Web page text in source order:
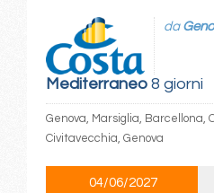
Mediterraneo8 giorni
da
Genova, Marsiglia, Barcellona,
Civitavecchia, Genova
04/06/2027